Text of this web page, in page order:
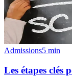
Admissions5 min
Les étapes clés